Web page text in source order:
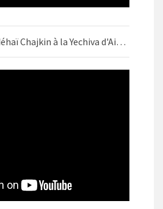
Rav Mordéhaï Chajkin à la Yechiva d'Aix-les-Bains en septembre 2025 avant Yom Kippour